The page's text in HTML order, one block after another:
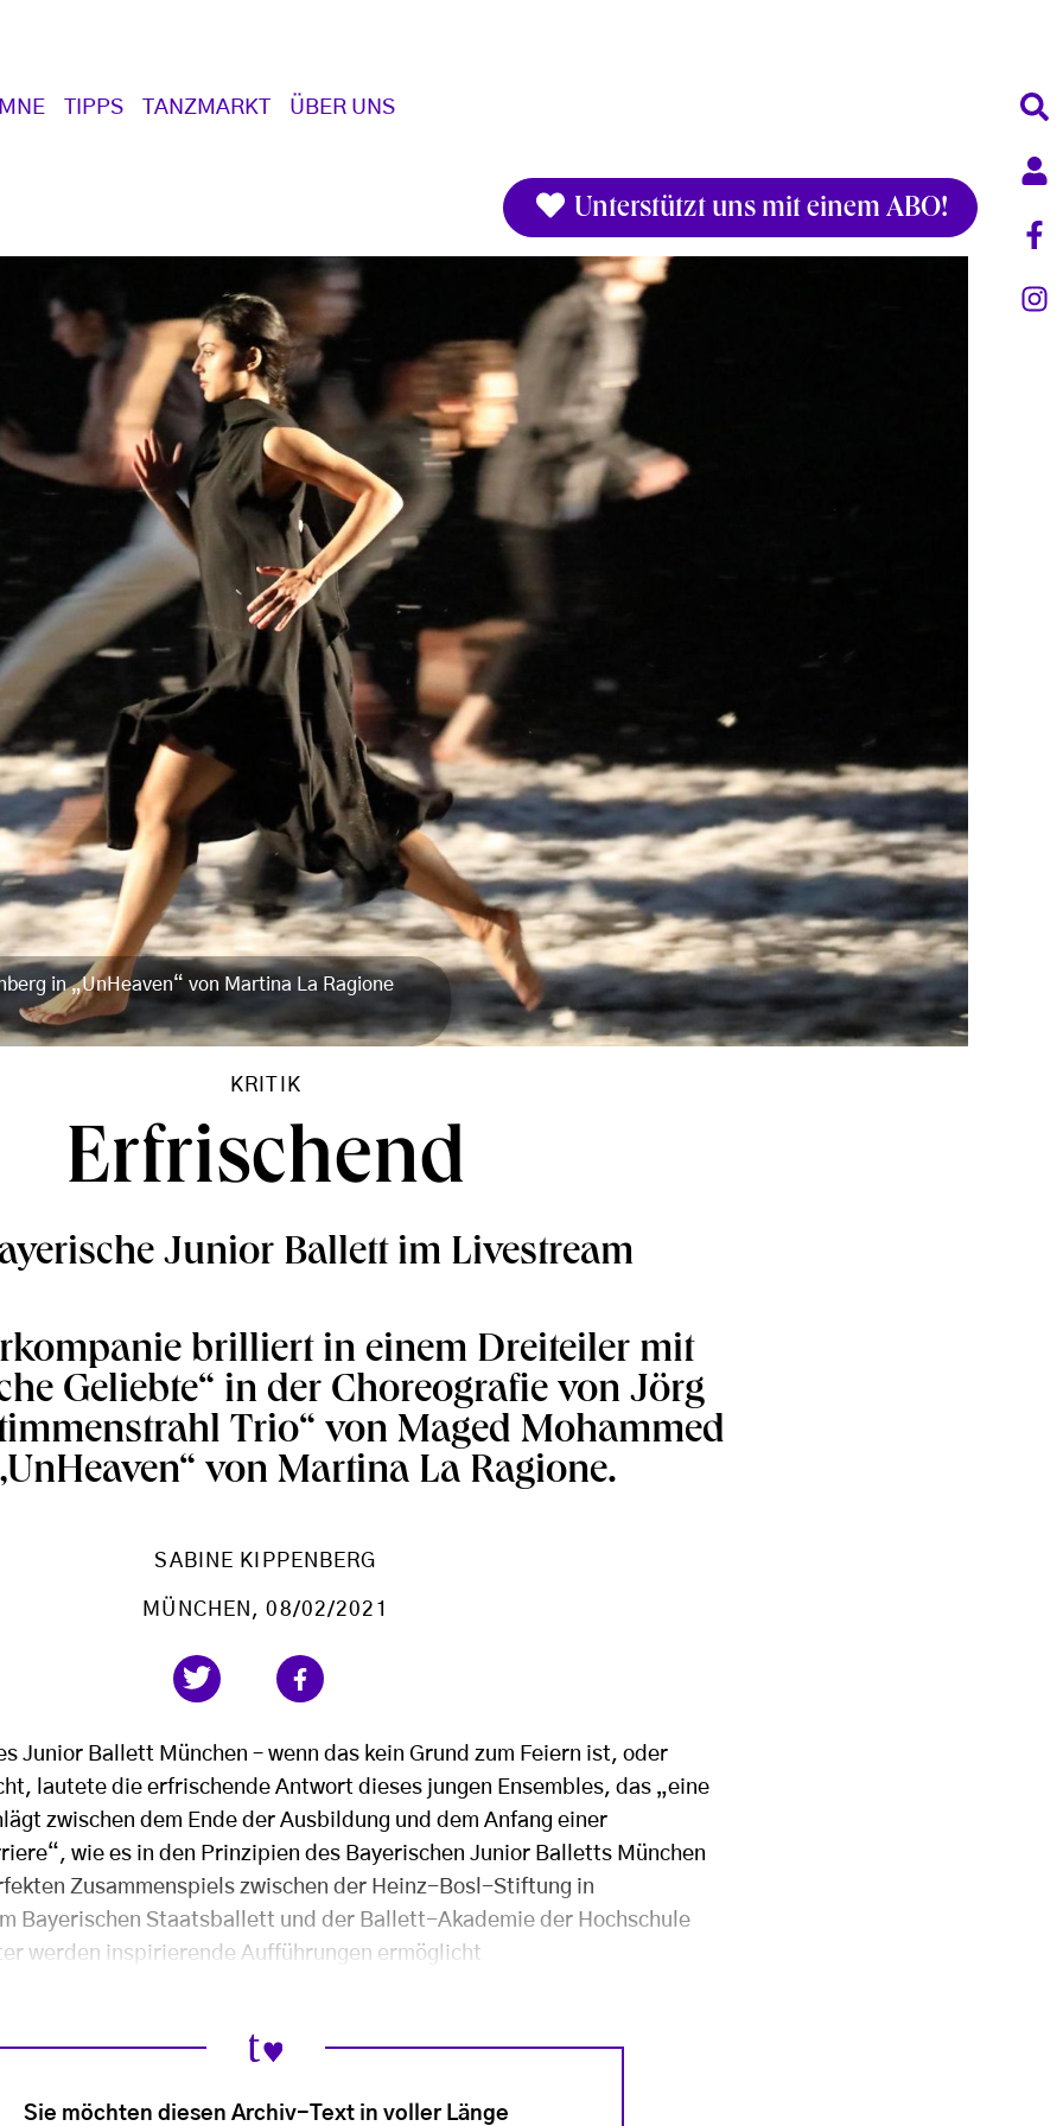
TIPPS TANZMARKT ÜBER UNS
Unterstützt uns mit einem ABO!
in „UnHeaven“ von Martina La Ragione
KRITIK
Erfrischend
Junior Ballett im Livestream
brilliert in einem Dreiteiler mit
Geliebte“ in der Choreografie von Jörg
Trio“ von Maged Mohammed
von Martina La Ragione.
SABINE KIPPENBERG
MÜNCHEN , 08/02/2021
Junior Ballett München– wenn das kein Grund zum Feiern ist, oder
lautete die erfrischende Antwort dieses jungen Ensembles, das „eine
zwischen dem Ende der Ausbildung und dem Anfang einer
wie es in den Prinzipien des Bayerischen Junior Balletts München
Zusammenspiels zwischen der Heinz-Bosl-Stiftung in
Bayerischen Staatsballett und der Ballett-Akademie der Hochschule
werden inspirierende Aufführungen ermöglicht
Sie möchten diesen Archiv-Text in voller Länge